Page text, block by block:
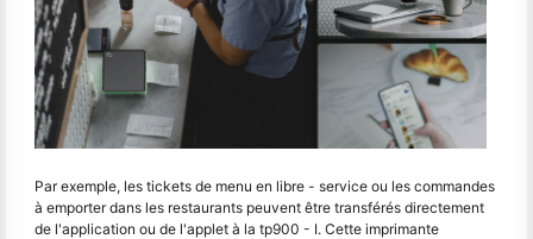
Par exemple, les tickets de menu en libre - service ou les commandes
à emporter dans les restaurants peuvent être transférés directement
de l'application ou de l'applet à la tp900 - I. Cette imprimante